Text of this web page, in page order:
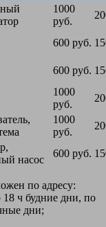
1000
руб.
600 руб.
600 руб.
1000
руб.
1000
руб.
насос
600 руб.
по адресу:
ч будние дни, по
дни;